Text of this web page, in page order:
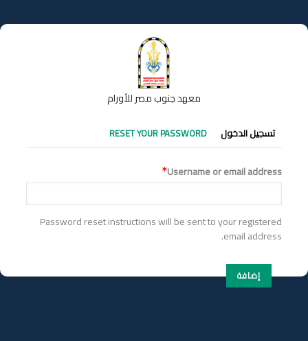
إلى
المحتوى
معهد جنوب مصر للأورام
التبويبات
الأساسية
تسجيل الدخول RESET YOUR PASSWORD
Username or email address
Password reset instructions will be sent to your registered
email address.